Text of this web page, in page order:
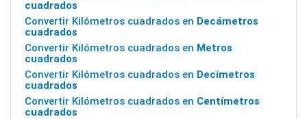
cuadrados
Convertir Kilómetros cuadrados en Decámetros
cuadrados
Convertir Kilómetros cuadrados en Metros
cuadrados
Convertir Kilómetros cuadrados en Decímetros
cuadrados
Convertir Kilómetros cuadrados en Centímetros
cuadrados